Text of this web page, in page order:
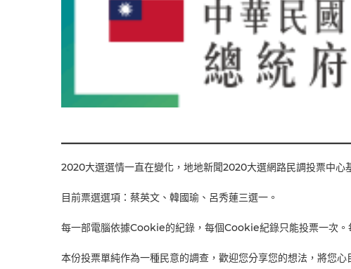
2020大選選情一直在變化，地地新聞2020大選網路民調投票中心
目前票選選項：蔡英文、韓國瑜、呂秀蓮三選一。
每一部電腦依據Cookie的紀錄，每個Cookie紀錄只能投票一次
本份投票單純作為一種民意的調查，歡迎您分享您的想法，將您心